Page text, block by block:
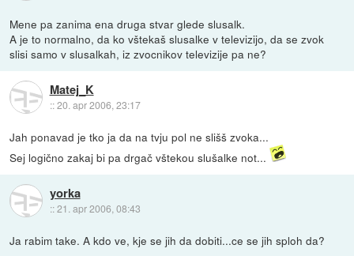
Mene pa zanima ena druga stvar glede slusalk.
A je to normalno, da ko vštekaš slusalke v televizijo, da se zvok
slisi samo v slusalkah, iz zvocnikov televizije pa ne?
Matej_K
::20. apr 2006, 23:17
Jah ponavad je tko ja da na tvju pol ne slišš zvoka...
Sej logično zakaj bi pa drgač vštekou slušalke not...
yorka
::21. apr 2006, 08:43
Ja rabim take. A kdo ve, kje se jih da dobiti...ce se jih sploh da?